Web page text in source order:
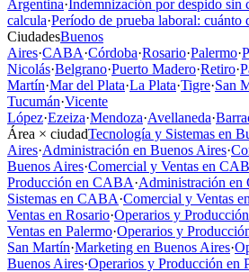
Argentina·Indemnización por despido sin
calcula·Período de prueba laboral: cuánto
CiudadesBuenos
Aires·CABA·Córdoba·Rosario·Palermo·
Nicolás·Belgrano·Puerto Madero·Retiro·
Martín·Mar del Plata·La Plata·Tigre·San
Tucumán·Vicente
López·Ezeiza·Mendoza·Avellaneda·
Área × ciudadTecnología y Sistemas en
Aires·Administración en Buenos Aires·
Buenos Aires·Comercial y Ventas en
Producción en CABA·Administración
Sistemas en CABA·Comercial y Ventas
Ventas en Rosario·Operarios y
Ventas en Palermo·Operarios y
San Martín·Marketing en Buenos Aires·
Buenos Aires·Operarios y Producción en